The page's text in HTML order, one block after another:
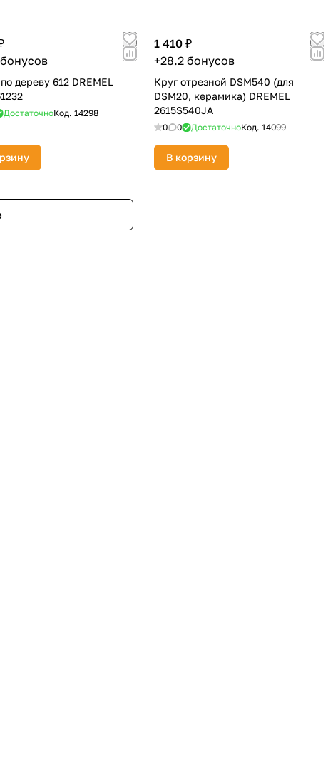
дереву 612 DREMEL
ДостаточноКод. 14298
1 410 ₽
+28.2 бонусов
Круг отрезной DSM540 (для
DSM20, керамика) DREMEL
2615S540JA
0 0 ДостаточноКод. 14099
В корзину